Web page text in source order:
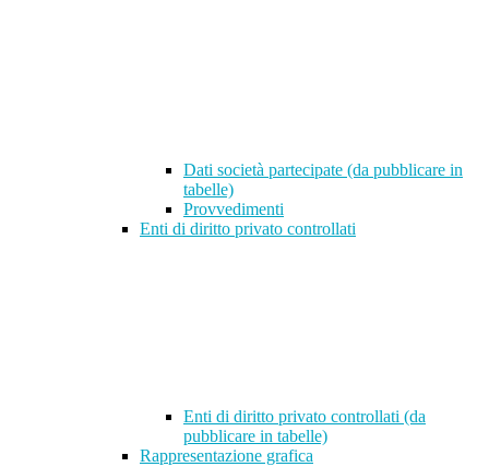
Dati società partecipate (da pubblicare in
tabelle)
Provvedimenti
Enti di diritto privato controllati
Enti di diritto privato controllati (da
pubblicare in tabelle)
Rappresentazione grafica